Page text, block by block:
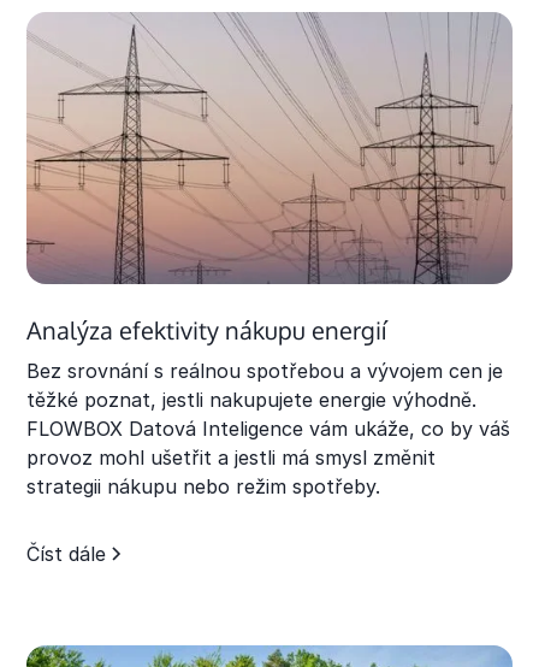
Analýza efektivity nákupu energií
Bez srovnání s reálnou spotřebou a vývojem cen je
těžké poznat, jestli nakupujete energie výhodně.
FLOWBOX Datová Inteligence vám ukáže, co by váš
provoz mohl ušetřit a jestli má smysl změnit
strategii nákupu nebo režim spotřeby.
Číst dále